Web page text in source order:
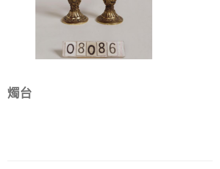
燭台